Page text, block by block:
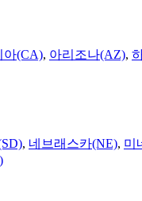
아(CA), 아리조나(AZ),
, 네브래스카(NE), 미